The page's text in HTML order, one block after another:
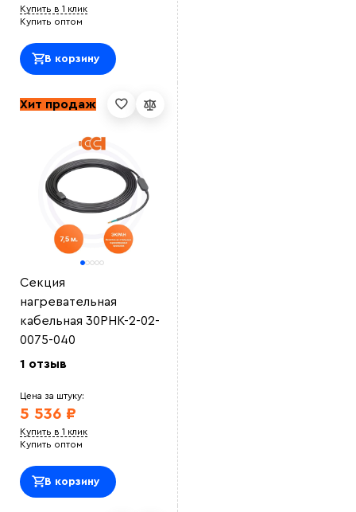
Купить в 1 клик
Купить оптом
В корзину
Хит продаж
Секция
нагревательная
кабельная 30РНК-2-02-
0075-040
1 отзыв
Цена за штуку:
5 536 ₽
Купить в 1 клик
Купить оптом
В корзину